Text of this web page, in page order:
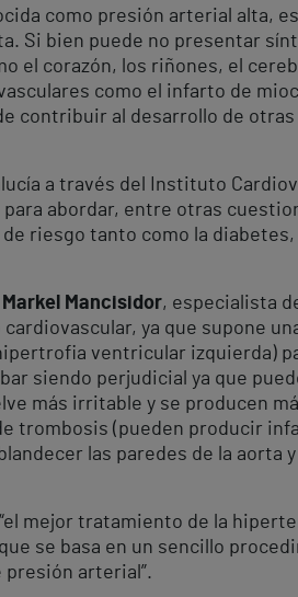
como presión arterial alta,
Si bien puede no presentar
el corazón, los riñones, el
como el infarto de
contribuir al desarrollo de
a través del Instituto
abordar, entre otras
riesgo tanto como la
Markel Mancisidor, especialista
ya que supone
ventricular izquierda)
siendo perjudicial ya que
más irritable y se producen
trombosis (pueden producir
las paredes de la aorta
mejor tratamiento de la
se basa en un sencillo
arterial”.